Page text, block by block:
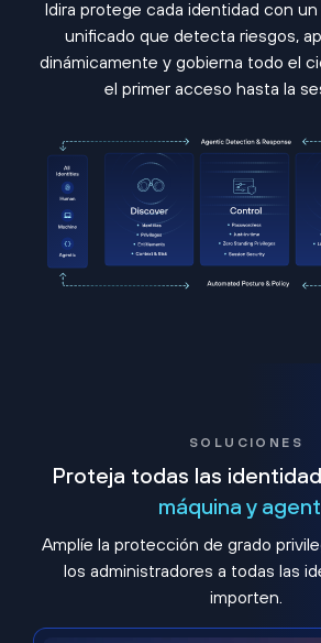
Idira protege cada identidad con
unificado que detecta riesgos,
dinámicamente y gobierna todo el
el primer acceso hasta la
SOLUCIONES
Proteja todas las
máquina y
Amplíe la protección de grado
los administradores a todas las
importen.